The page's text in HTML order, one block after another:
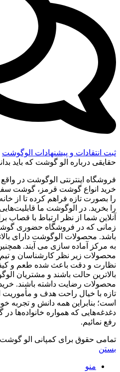
ثبت انتقادات و پیشنهادات الوگوشت
حقایقی درباره الو گوشت که باید
فروشگاه اینترنتی الوگوشت در
خرید انواع گوشت قرمز، گوشت
را بصورت تازه فراهم کرده تا از
را بخرید. در الوگوشت ما
آنلاین شما از نظر ارتباط با قصاب
زمانی که در فروشگاه حضوری
باشد. محصولات الوگوشت دارای
به مرکز آماده سازی می آیند.
محصولات زیر نظر کارشناسان و
نظارت و دقت باعث شده طعم و
بالاترین حالت باشند و مشتریان
محصولات رضایت داشته باشند.
تازه با خیال راحت هدف و
است؛ بنابراین همه دانش و تجربه
دغدغه‌هایی که همواره خانواده‌ها
رفع نمائیم.
تمامی حقوق برای کمپانی الو گوشت
بستن
منو